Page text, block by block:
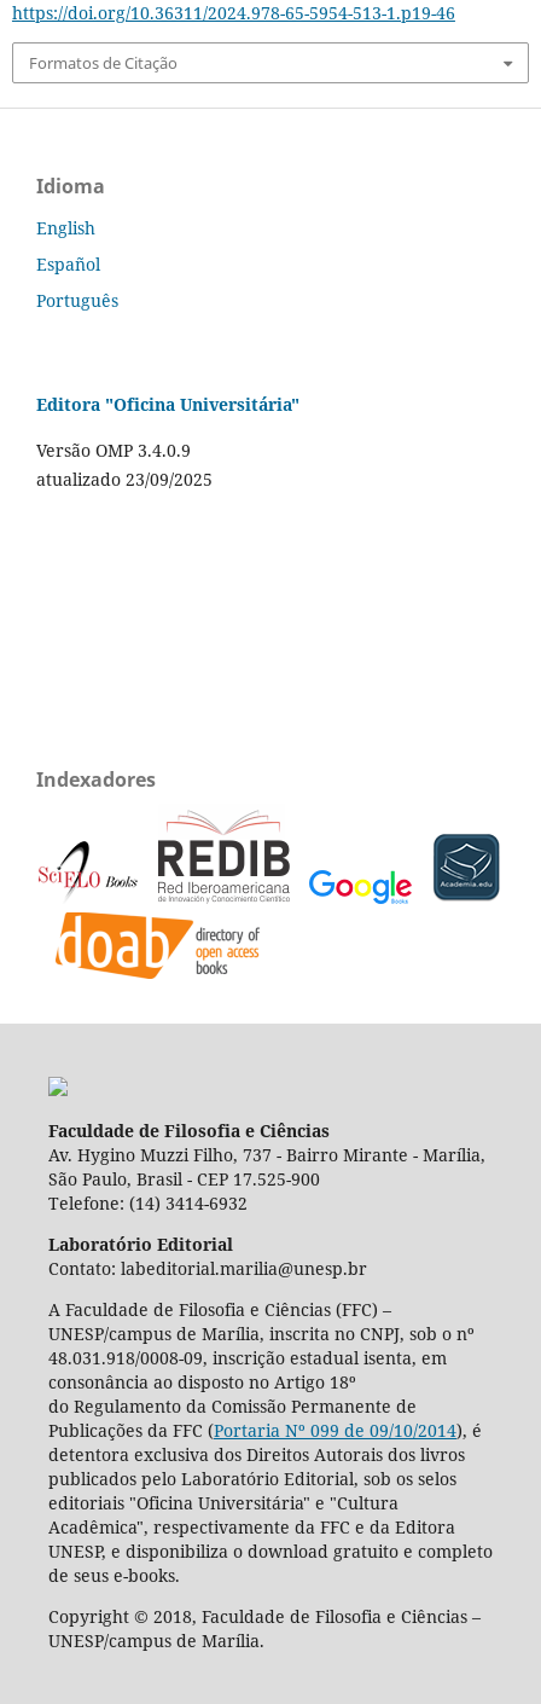
https://doi.org/10.36311/2024.978-65-5954-513-1.p19-46
Formatos de Citação
Idioma
English
Español
Português
Editora "Oficina Universitária"
Versão OMP 3.4.0.9
atualizado 23/09/2025
Indexadores
Faculdade de Filosofia e Ciências
Av. Hygino Muzzi Filho, 737 - Bairro Mirante - Marília,
São Paulo, Brasil - CEP 17.525-900
Telefone: (14) 3414-6932
Laboratório Editorial
Contato: labeditorial.marilia@unesp.br
A Faculdade de Filosofia e Ciências (FFC) –
UNESP/campus de Marília, inscrita no CNPJ, sob o nº
48.031.918/0008-09, inscrição estadual isenta, em
consonância ao disposto no Artigo 18º
do Regulamento da Comissão Permanente de
Publicações da FFC (Portaria Nº 099 de 09/10/2014), é
detentora exclusiva dos Direitos Autorais dos livros
publicados pelo Laboratório Editorial, sob os selos
editoriais "Oficina Universitária" e "Cultura
Acadêmica", respectivamente da FFC e da Editora
UNESP, e disponibiliza o download gratuito e completo
de seus e-books.
Copyright © 2018, Faculdade de Filosofia e Ciências –
UNESP/campus de Marília.